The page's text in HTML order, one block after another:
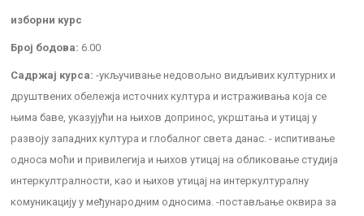
изборни курс
Број бодова: 6.00
Садржај курса: -укључивање недовољно видљивих културних и
друштвених обележја источних култура и истраживања која се
њима баве, указујући на њихов допринос, укрштања и утицај у
развоју западних култура и глобалног света данас. - испитивање
односа моћи и привилегија и њихов утицај на обликовање студија
интеркултралности, као и њихов утицај на интеркултуралну
комуникацију у међународним односима. -постављање оквира за